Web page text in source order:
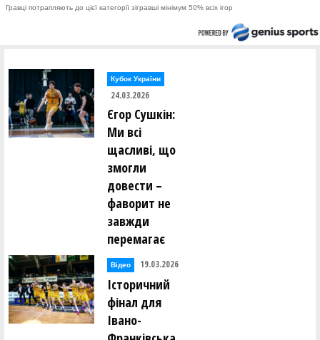
Гравці потрапляють до цієї категорії зігравші мінімум 50% всіх ігор
Кубок України
24.03.2026
Єгор Сушкін:
Ми всі
щасливі, що
змогли
довести –
фаворит не
завжди
перемагає
Відео 19.03.2026
Історичний
фінал для
Івано-